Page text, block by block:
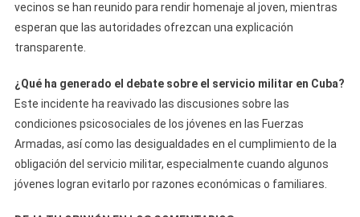
vecinos se han reunido para rendir homenaje al joven, mientras
esperan que las autoridades ofrezcan una explicación
transparente.
¿Qué ha generado el debate sobre el servicio militar en Cuba?
Este incidente ha reavivado las discusiones sobre las
condiciones psicosociales de los jóvenes en las Fuerzas
Armadas, así como las desigualdades en el cumplimiento de la
obligación del servicio militar, especialmente cuando algunos
jóvenes logran evitarlo por razones económicas o familiares.